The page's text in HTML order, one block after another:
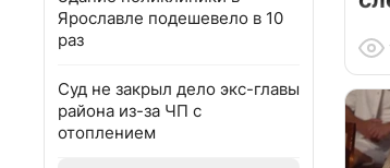
Ярославле подешевело в 10
раз
Суд не закрыл дело экс-главы
района из-за ЧП с
отоплением